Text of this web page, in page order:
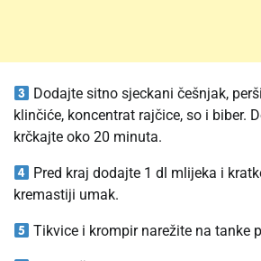
Dodajte sitno sjeckani češnjak,
klinčiće, koncentrat rajčice, so i biber.
krčkajte oko 20 minuta.
Pred kraj dodajte 1 dl mlijeka i
kremastiji umak.
Tikvice i krompir narežite na tanke